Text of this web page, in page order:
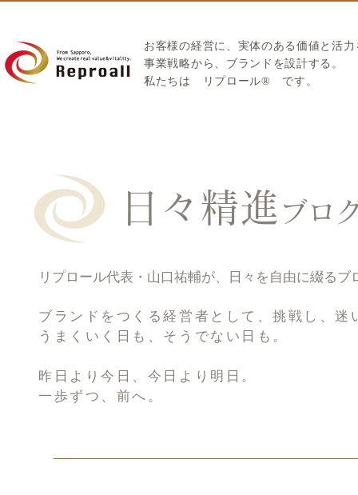
お客様の経営に、実体のある価値と活
​事業戦略から、ブランドを設計する。
私たちは
リプロール® です。
日々精進 ブロ
リプロール代表・山口祐輔が、日々を自由に綴るブ
ブランドをつくる経営者として、挑戦し、迷
うまくいく日も、そうでない日も。
昨日より今日、今日より明日。
一歩ずつ、前へ。